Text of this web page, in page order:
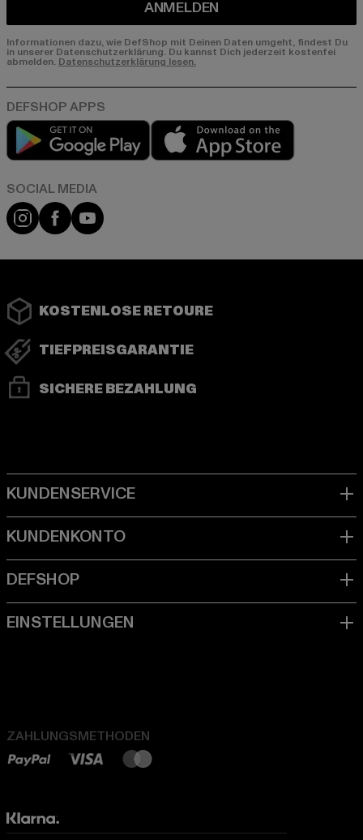
ANMELDEN
Informationen dazu, wie DefShop mit Deinen Daten umgeht, findest Du
in unserer Datenschutzerklärung. Du kannst Dich jederzeit kostenfei
abmelden. Datenschutzerklärung lesen.
Play market
Instagram
FacebookYouTube
KOSTENLOSE RETOURE
TIEFPREISGARANTIE
SICHERE BEZAHLUNG
ZAHLUNGSMETHODEN